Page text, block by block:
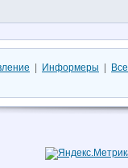
Информеры